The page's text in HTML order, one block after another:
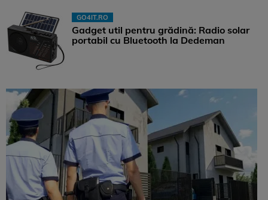
GO4IT.RO
Gadget util pentru grădină: Radio solar
portabil cu Bluetooth la Dedeman